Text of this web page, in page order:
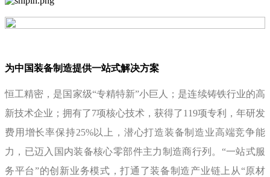
为中国装备制造提供一站式解决方案
恒工精密，是国家级“专精特新”小巨人；是连续铸铁行业的高
新技术企业；拥有了7项核心技术，获得了119项专利，年研发
费用增长率保持25%以上，潜心打造装备制造业高端竞争能
力，已迈入国内装备核心零部件主力制造商行列。“一站式服
务平台”的创新业务模式，打通了装备制造产业链上从“原材